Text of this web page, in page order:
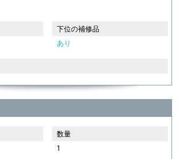
下位の補修品
あり
数量
1